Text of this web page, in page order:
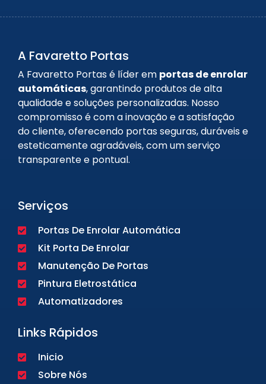
A Favaretto Portas
A Favaretto Portas é líder em portas de enrolar
automáticas, garantindo produtos de alta
qualidade e soluções personalizadas. Nosso
compromisso é com a inovação e a satisfação
do cliente, oferecendo portas seguras, duráveis e
esteticamente agradáveis, com um serviço
transparente e pontual.
Serviços
Portas De Enrolar Automática
Kit Porta De Enrolar
Manutenção De Portas
Pintura Eletrostática
Automatizadores
Links Rápidos
Inicio
Sobre Nós